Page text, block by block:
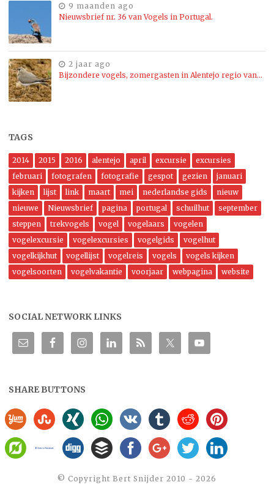
9 maanden ago
Nieuwsbrief nr. 36 van Vogels in Portugal.
2 jaar ago
Bijzondere vogels, zomergasten in Alentejo regio van…
TAGS
2014 2015 2016 alentejo april excursie
excursies
februari
fotografen fotografie gespot gezien
januari
kijken
lijst link maart mei nederlandse gids
nieuw
nieuwe
Nieuwsbrief pagina portugal schuilhut
september
steppen
trekvogels vogel vogelaars
vogelen
vogelexcursie
vogelexcursies vogelgids
vogelhut
vogelkijkhut
vogellijst vogelreis vogels
vogels kijken
vogelsoorten
vogelvakantie voorjaar webpagina website
SOCIAL NETWORK LINKS
SHARE BUTTONS
©️ Copyright Bert Snijder 2010 - 2026